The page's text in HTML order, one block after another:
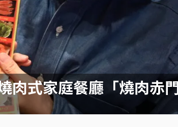
式家庭餐廳「燒肉赤門